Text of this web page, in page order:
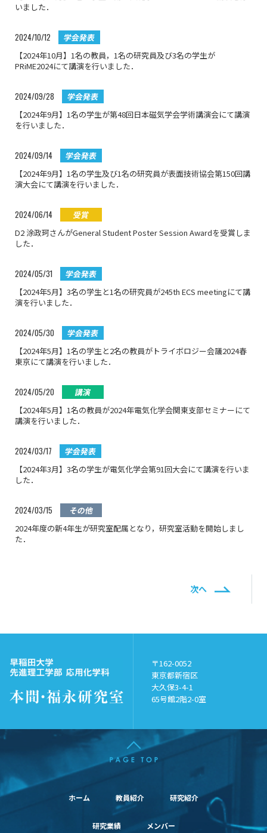
いました．
2024/10/12
学会発表
【2024年10月】1名の教員，1名の研究員及び3名の学生が
PRiME2024にて講演を行いました．
2024/09/28
学会発表
【2024年9月】1名の学生が第48回日本磁気学会学術講演会にて講演
を行いました．
2024/09/14
学会発表
【2024年9月】1名の学生及び1名の研究員が表面技術協会第150回講
演大会にて講演を行いました．
2024/06/14
受賞
D2 涂政珂さんがGeneral Student Poster Session Awardを受賞しま
した．
2024/05/31
学会発表
【2024年5月】3名の学生と1名の研究員が245th ECS meetingにて講
演を行いました．
2024/05/30
学会発表
【2024年5月】1名の学生と2名の教員がトライボロジー会議2024春
東京にて講演を行いました．
2024/05/20
講演
【2024年5月】1名の教員が2024年電気化学会関東支部セミナーにて
講演を行いました．
2024/03/17
学会発表
【2024年3月】3名の学生が電気化学会第91回大会にて講演を行いま
した．
2024/03/15
その他
2024年度の新4年生が研究室配属となり，研究室活動を開始しまし
た．
次へ
〒162-0052
東京都新宿区
大久保3-4-1
65号館2階2-0室
ホーム 教員紹介 研究紹介
研究業績 メンバー